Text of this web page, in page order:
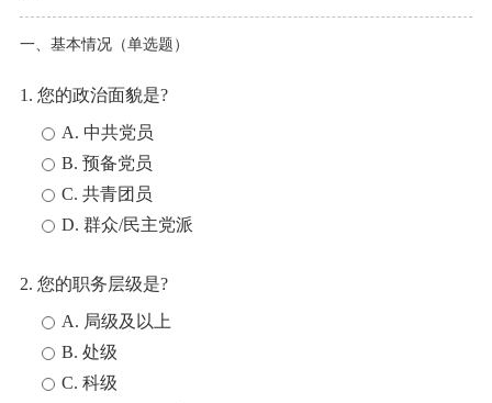
一、基本情况（单选题）
1. 您的政治面貌是?
A. 中共党员
B. 预备党员
C. 共青团员
D. 群众/民主党派
2. 您的职务层级是?
A. 局级及以上
B. 处级
C. 科级